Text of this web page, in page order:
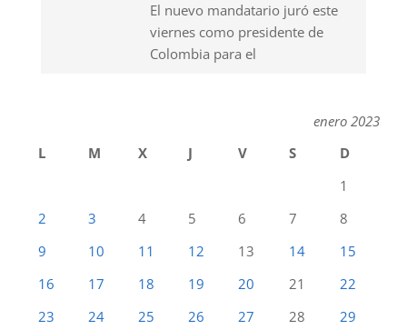
El nuevo mandatario juró este
viernes como presidente de
Colombia para el
enero 2023
L
M X J V S
D
1
2
3 4 5 6 7
8
9
10 11 12 13 14
15
16
17 18 19 20 21
22
23
24 25 26 27 28
29